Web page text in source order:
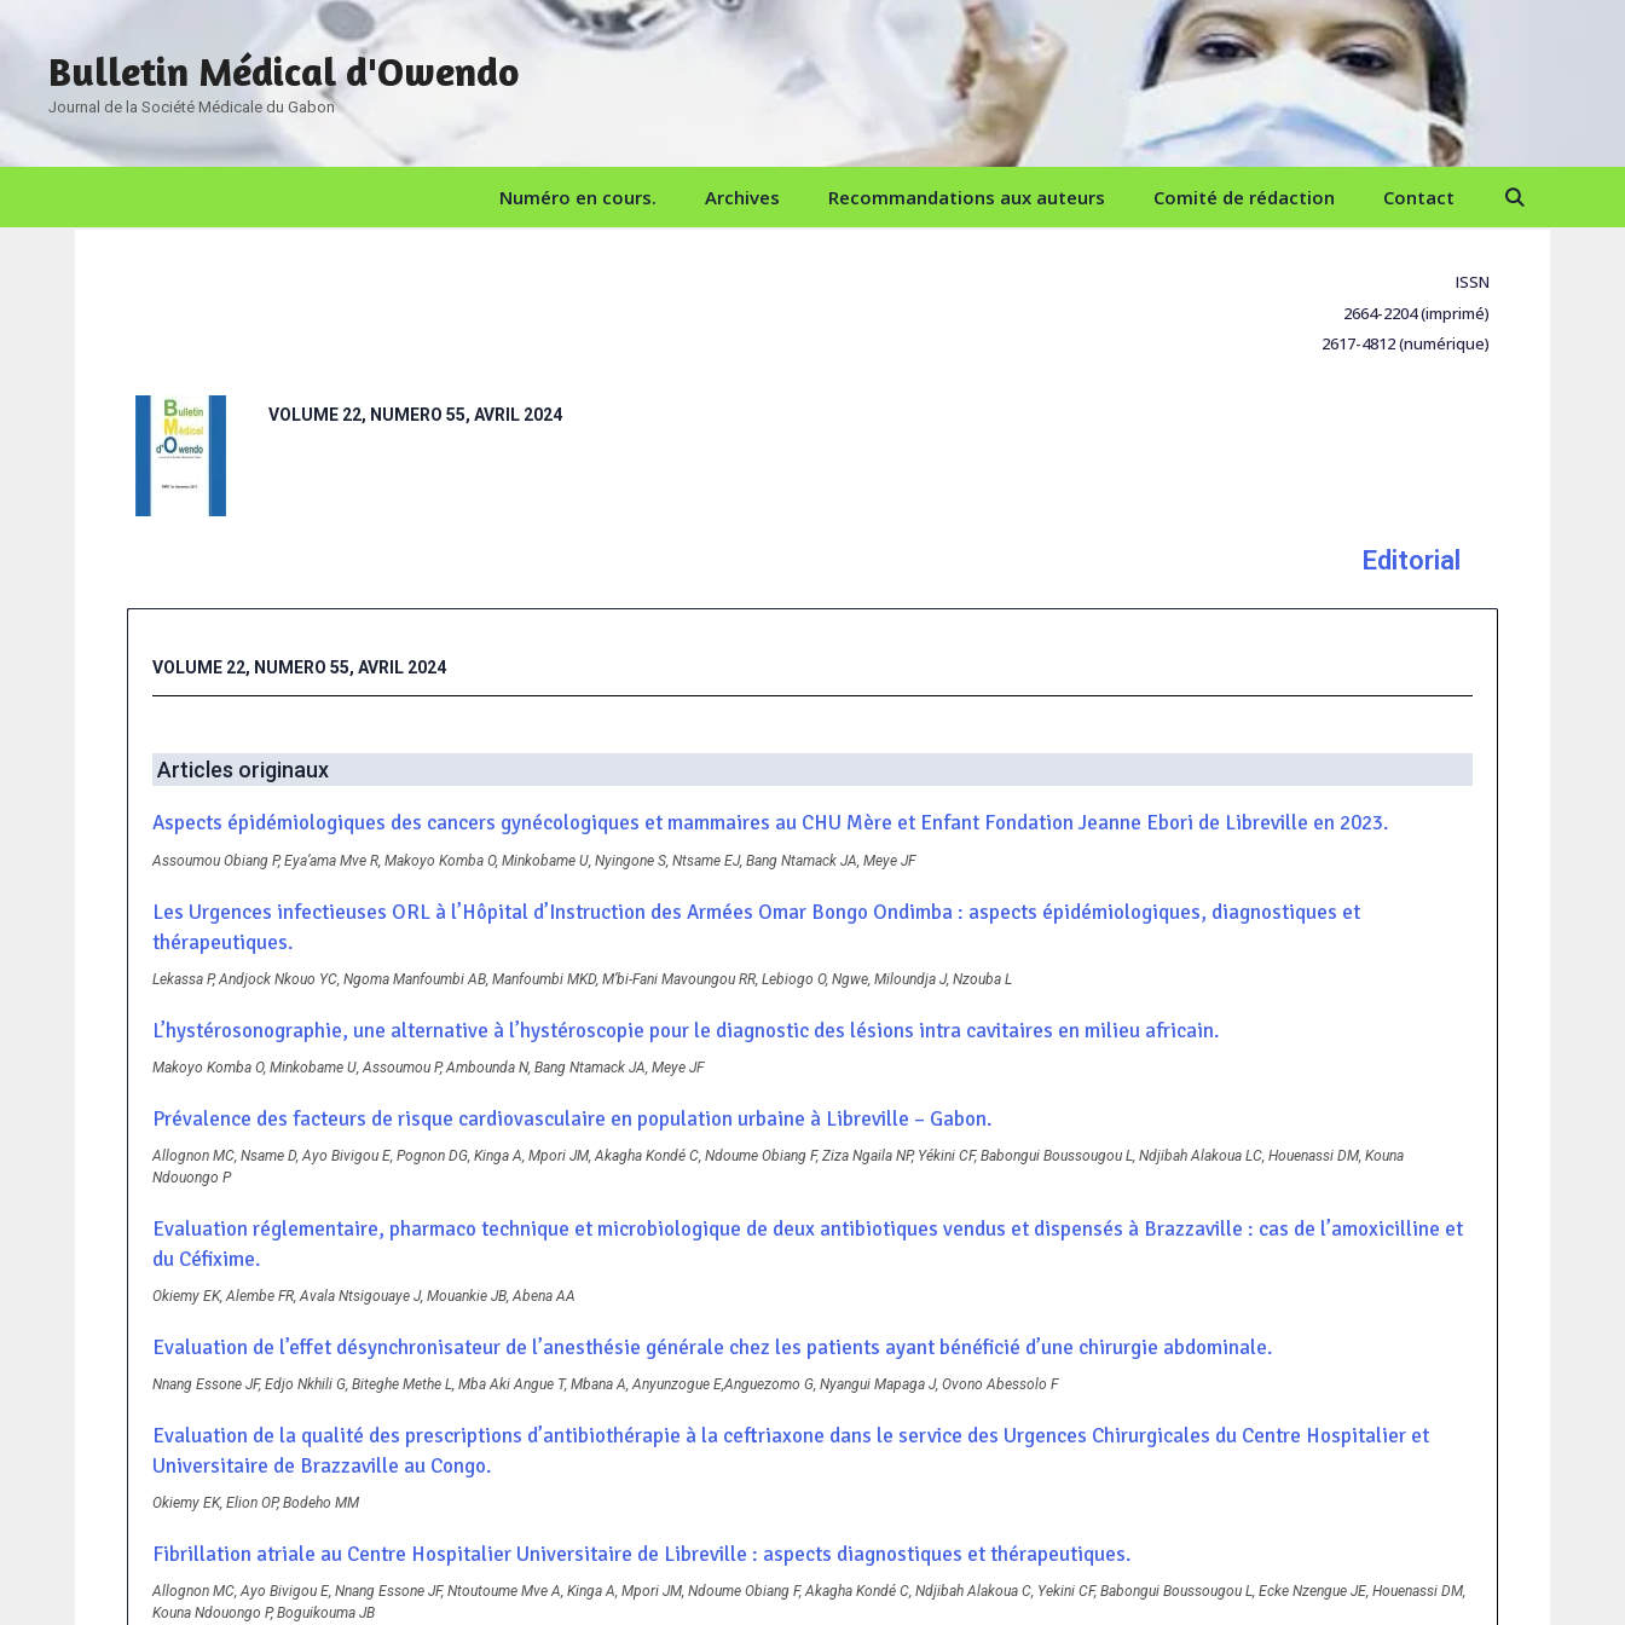
Bulletin Médical d'Owendo
Journal de la Société Médicale du Gabon
Numéro en cours. Archives Recommandations aux auteurs Comité de rédaction Contact
ISSN
2664-2204 (imprimé)
2617-4812 (numérique)
VOLUME 22, NUMERO 55, AVRIL 2024
Editorial
VOLUME 22, NUMERO 55, AVRIL 2024
Articles originaux
Aspects épidémiologiques des cancers gynécologiques et mammaires au CHU Mère et Enfant Fondation Jeanne Ebori de Libreville en 2023.
Assoumou Obiang P, Eya’ama Mve R, Makoyo Komba O, Minkobame U, Nyingone S, Ntsame EJ, Bang Ntamack JA, Meye JF
Les Urgences infectieuses ORL à l’Hôpital d’Instruction des Armées Omar Bongo Ondimba : aspects épidémiologiques, diagnostiques et
thérapeutiques.
Lekassa P, Andjock Nkouo YC, Ngoma Manfoumbi AB, Manfoumbi MKD, M’bi-Fani Mavoungou RR, Lebiogo O, Ngwe, Miloundja J, Nzouba L
L’hystérosonographie, une alternative à l’hystéroscopie pour le diagnostic des lésions intra cavitaires en milieu africain.
Makoyo Komba O, Minkobame U, Assoumou P, Ambounda N, Bang Ntamack JA, Meye JF
Prévalence des facteurs de risque cardiovasculaire en population urbaine à Libreville – Gabon.
Allognon MC, Nsame D, Ayo Bivigou E, Pognon DG, Kinga A, Mpori JM, Akagha Kondé C, Ndoume Obiang F, Ziza Ngaila NP, Yékini CF, Babongui Boussougou L, Ndjibah Alakoua LC, Houenassi DM, Kouna
Ndouongo P
Evaluation réglementaire, pharmaco technique et microbiologique de deux antibiotiques vendus et dispensés à Brazzaville : cas de l’amoxicilline et
du Céfixime.
Okiemy EK, Alembe FR, Avala Ntsigouaye J, Mouankie JB, Abena AA
Evaluation de l’effet désynchronisateur de l’anesthésie générale chez les patients ayant bénéficié d’une chirurgie abdominale.
Nnang Essone JF, Edjo Nkhili G, Biteghe Methe L, Mba Aki Angue T, Mbana A, Anyunzogue E,Anguezomo G, Nyangui Mapaga J, Ovono Abessolo F
Evaluation de la qualité des prescriptions d’antibiothérapie à la ceftriaxone dans le service des Urgences Chirurgicales du Centre Hospitalier et
Universitaire de Brazzaville au Congo.
Okiemy EK, Elion OP, Bodeho MM
Fibrillation atriale au Centre Hospitalier Universitaire de Libreville : aspects diagnostiques et thérapeutiques.
Allognon MC, Ayo Bivigou E, Nnang Essone JF, Ntoutoume Mve A, Kinga A, Mpori JM, Ndoume Obiang F, Akagha Kondé C, Ndjibah Alakoua C, Yekini CF, Babongui Boussougou L, Ecke Nzengue JE, Houenassi DM,
Kouna Ndouongo P, Boguikouma JB